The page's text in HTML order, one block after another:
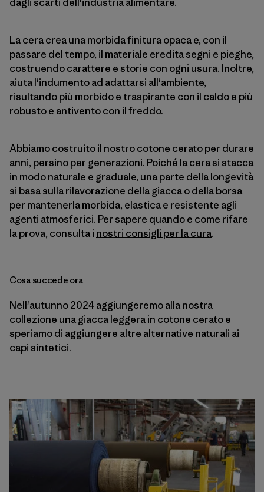
La cera crea una morbida finitura opaca e, con il
passare del tempo, il materiale eredita segni e pieghe,
costruendo carattere e storie con ogni usura. Inoltre,
aiuta l'indumento ad adattarsi all'ambiente,
risultando più morbido e traspirante con il caldo e più
robusto e antivento con il freddo.
Abbiamo costruito il nostro cotone cerato per durare
anni, persino per generazioni. Poiché la cera si stacca
in modo naturale e graduale, una parte della longevità
si basa sulla rilavorazione della giacca o della borsa
per mantenerla morbida, elastica e resistente agli
agenti atmosferici. Per sapere quando e come rifare
la prova, consulta i nostri consigli per la cura.
Cosa succede ora
Nell'autunno 2024 aggiungeremo alla nostra
collezione una giacca leggera in cotone cerato e
speriamo di aggiungere altre alternative naturali ai
capi sintetici.